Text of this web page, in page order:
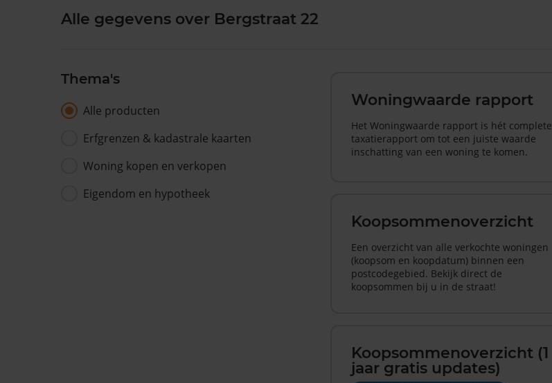
Alle gegevens over Bergstraat 22
Thema's
Alle producten
Erfgrenzen & kadastrale kaarten
Woning kopen en verkopen
Eigendom en hypotheek
Woningwaarde rapport
Het Woningwaarde rapport is hét complete
taxatierapport om tot een juiste waarde
inschatting van een woning te komen.
Koopsommenoverzicht
Een overzicht van alle verkochte woningen
(koopsom en koopdatum) binnen een
postcodegebied. Bekijk direct de
koopsommen bij u in de straat!
Koopsommenoverzicht (1
jaar gratis updates)